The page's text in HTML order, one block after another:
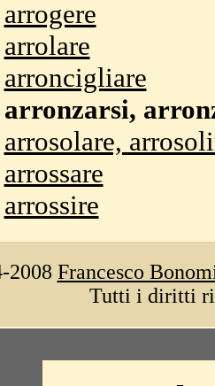
arrogere
arrolare
arroncigliare
arronzarsi,
arrosolare,
arrossare
arrossire
2008 Francesco
Tutti i diritti